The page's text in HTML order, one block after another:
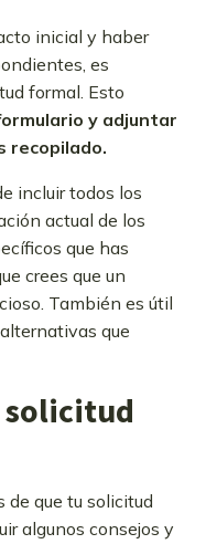
inicial y haber
es
formal. Esto
y adjuntar
recopilado.
incluir todos los
actual de los
que has
crees que un
También es útil
que
solicitud
de que tu solicitud
algunos consejos y